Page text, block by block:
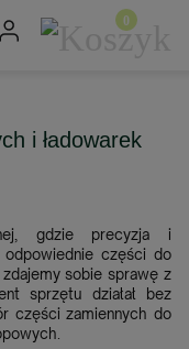
i ładowarek
gdzie precyzja i
części do
sobie sprawę z
sprzętu działał bez
części zamiennych do